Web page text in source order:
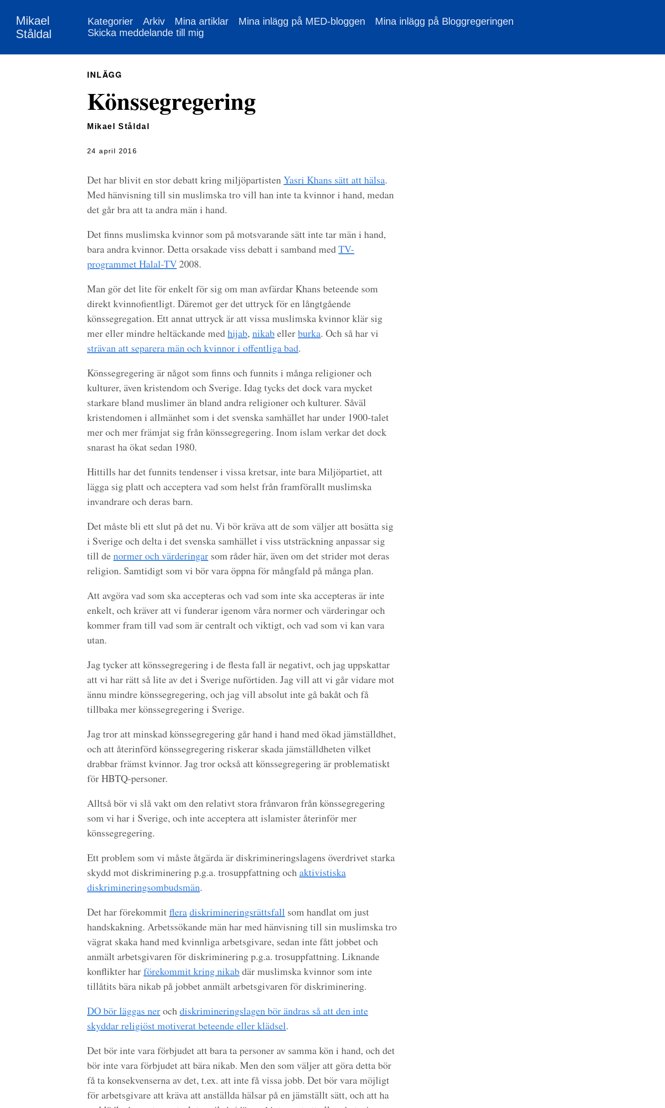
Mikael
Ståldal
Kategorier Arkiv Mina artiklar Mina inlägg på MED-bloggen
Mina inlägg på Bloggregeringen
Skicka meddelande till mig
INLÄGG
Könssegregering
Mikael Ståldal
24 april 2016
Det har blivit en stor debatt kring miljöpartistenYasri Khans sätt att hälsa.
Med hänvisning till sin muslimska tro vill han inte ta kvinnor i hand, medan
det går bra att ta andra män i hand.
Det finns muslimska kvinnor som på motsvarande sätt inte tar män i hand,
bara andra kvinnor. Detta orsakade viss debatt i samband medTV-
programmet Halal-TV2008.
Man gör det lite för enkelt för sig om man avfärdar Khans beteende som
direkt kvinnofientligt. Däremot ger det uttryck för en långtgående
könssegregation. Ett annat uttryck är att vissa muslimska kvinnor klär sig
mer eller mindre heltäckande medhijab, nikabellerburka. Och så har vi
strävan att separera män och kvinnor i offentliga bad.
Könssegregering är något som finns och funnits i många religioner och
kulturer, även kristendom och Sverige. Idag tycks det dock vara mycket
starkare bland muslimer än bland andra religioner och kulturer. Såväl
kristendomen i allmänhet som i det svenska samhället har under 1900-talet
mer och mer främjat sig från könssegregering. Inom islam verkar det dock
snarast ha ökat sedan 1980.
Hittills har det funnits tendenser i vissa kretsar, inte bara Miljöpartiet, att
lägga sig platt och acceptera vad som helst från framförallt muslimska
invandrare och deras barn.
Det måste bli ett slut på det nu. Vi bör kräva att de som väljer att bosätta sig
i Sverige och delta i det svenska samhället i viss utsträckning anpassar sig
till de normer och värderingar som råder här, även om det strider mot deras
religion. Samtidigt som vi bör vara öppna för mångfald på många plan.
Att avgöra vad som ska accepteras och vad som inte ska accepteras är inte
enkelt, och kräver att vi funderar igenom våra normer och värderingar och
kommer fram till vad som är centralt och viktigt, och vad som vi kan vara
utan.
Jag tycker att könssegregering i de flesta fall är negativt, och jag uppskattar
att vi har rätt så lite av det i Sverige nuförtiden. Jag vill att vi går vidare mot
ännu mindre könssegregering, och jag vill absolut inte gå bakåt och få
tillbaka mer könssegregering i Sverige.
Jag tror att minskad könssegregering går hand i hand med ökad jämställdhet,
och att återinförd könssegregering riskerar skada jämställdheten vilket
drabbar främst kvinnor. Jag tror också att könssegregering är problematiskt
för HBTQ-personer.
Alltså bör vi slå vakt om den relativt stora frånvaron från könssegregering
som vi har i Sverige, och inte acceptera att islamister återinför mer
könssegregering.
Ett problem som vi måste åtgärda är diskrimineringslagens överdrivet starka
skydd mot diskriminering p.g.a. trosuppfattning ochaktivistiska
diskrimineringsombudsmän.
Det har förekommitfleradiskrimineringsrättsfall som handlat om just
handskakning. Arbetssökande män har med hänvisning till sin muslimska tro
vägrat skaka hand med kvinnliga arbetsgivare, sedan inte fått jobbet och
anmält arbetsgivaren för diskriminering p.g.a. trosuppfattning. Liknande
konflikter harförekommit kring nikabdär muslimska kvinnor som inte
tillåtits bära nikab på jobbet anmält arbetsgivaren för diskriminering.
DO bör läggas nerochdiskrimineringslagen bör ändras så att den inte
skyddar religiöst motiverat beteende eller klädsel.
Det bör inte vara förbjudet att bara ta personer av samma kön i hand, och det
bör inte vara förbjudet att bära nikab. Men den som väljer att göra detta bör
få ta konsekvenserna av det, t.ex. att inte få vissa jobb. Det bör vara möjligt
för arbetsgivare att kräva att anställda hälsar på en jämställt sätt, och att ha